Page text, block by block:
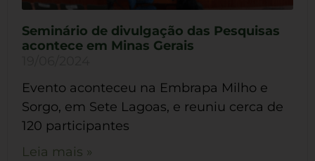
Seminário de divulgação das Pesquisas
acontece em Minas Gerais
Evento aconteceu na Embrapa Milho e
Sorgo, em Sete Lagoas, e reuniu cerca de
120 participantes
Leia mais »